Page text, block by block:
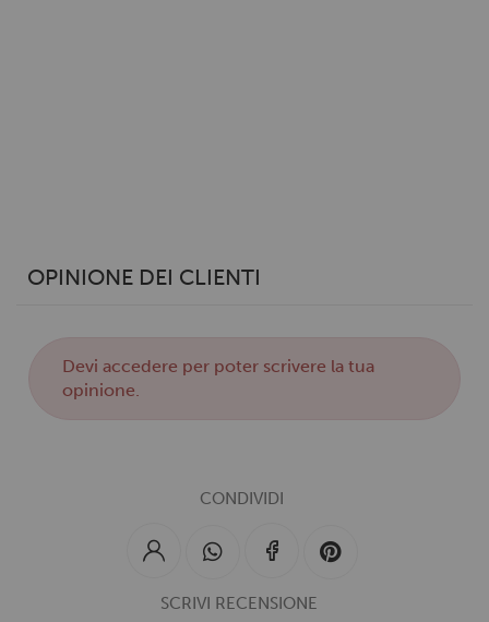
OPINIONE DEI CLIENTI
Deviaccedere per poter scrivere la tua
opinione.
CONDIVIDI
SCRIVI RECENSIONE